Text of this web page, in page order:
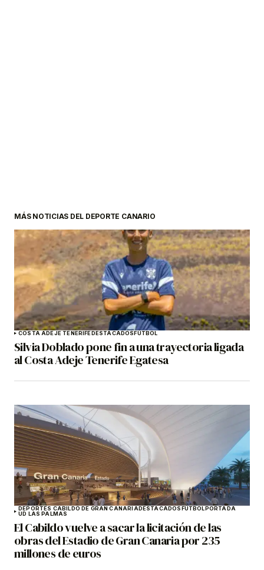
MÁS NOTICIAS DEL DEPORTE CANARIO
COSTA ADEJE TENERIFEDESTACADOSFÚTBOL
Silvia Doblado pone fin a una trayectoria ligada
al Costa Adeje Tenerife Egatesa
DEPORTES CABILDO DE GRAN CANARIADESTACADOSFÚTBOLPORTADA
UD LAS PALMAS
El Cabildo vuelve a sacar la licitación de las
obras del Estadio de Gran Canaria por 235
millones de euros